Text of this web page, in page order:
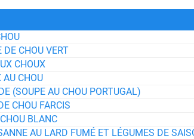
DE CHOU VERT
CHOUX
AU CHOU
(SOUPE AU CHOU PORTUGAL)
CHOU FARCIS
BLANC
AU LARD FUMÉ ET LÉGUMES DE